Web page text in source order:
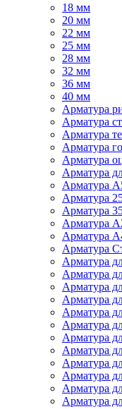
18 мм
20 мм
22 мм
25 мм
28 мм
32 мм
36 мм
40 мм
Арматура
Арматура
Арматура
Арматура
Арматура
Арматура
Арматура
Арматура
Арматура
Арматура
Арматура
Арматура
Арматура
Арматура
Арматура
Арматура
Арматура
Арматура
Арматура
Арматура
Арматура
Арматура
Арматура
Арматура